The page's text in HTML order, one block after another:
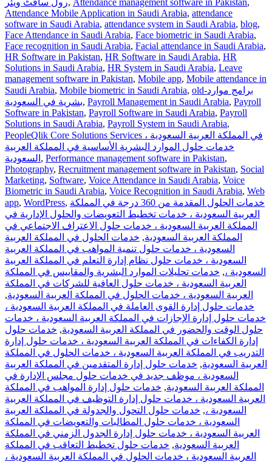
رول سافٹ ویئر, Attendance management software in Pakistan,
Attendance Mobile Application in Saudi Arabia, attendance
software in Saudi Arabia, attendance system in Saudi Arabia, blog,
Face Attendance in Saudi Arabia, Face biometric in Saudi Arabia,
Face recognition in Saudi Arabia, Facial attendance in Saudi Arabia,
HR Software in Pakistan, HR Software in Saudi Arabia, HR
Solutions in Saudi Arabia, HR System in Saudi Arabia, Leave
management software in Pakistan, Mobile app, Mobile attendance in
Saudi Arabia, Mobile biometric in Saudi Arabia, old-برامج موارد
بشرية في السعودية, Payroll Management in Saudi Arabia, Payroll
Software in Pakistan, Payroll Software in Saudi Arabia, Payroll
Solutions in Saudi Arabia, Payroll System in Saudi Arabia,
PeopleQlik Core Solutions Services في المملكة العربية السعودية ،
خدمات حلول الموارد البشرية الأساسية في المملكة العربية
السعودية , Performance management software in Pakistan,
Photography, Recruitment management software in Pakistan, Social
Marketing, Software, Voice Attendance in Saudi Arabia, Voice
Biometric in Saudi Arabia, Voice Recognition in Saudi Arabia, Web
app, WordPress, خدمات الحلول المقدمة من 360 درجة في المملكة
العربية السعودية ، خدمات تخطيط التعويضات والحلول الإدارية في
المملكة العربية السعودية ، خدمات حلول الاعتراف الاجتماعي في
المملكة العربية السعودية, خدمات الحلول في المملكة العربية
السعودية ، خدمات حلول تنمية المواهب في المملكة العربية
السعودية ، خدمات حلول نظام إدارة التعلم في المملكة العربية
السعودية ،, خدمات تحليلات الموارد البشرية والمقاييس في المملكة
العربية السعودية ، خدمات حلول العافية للشركات في المملكة
العربية السعودية ، خدمات الحلول في المملكة العربية السعودية,
خدمات حلول إدارة القوى العاملة في المملكة العربية السعودية ،
خدمات حلول إدارة الإجازات في المملكة العربية السعودية ، خدمات
حلول الوقت والحضور في المملكة العربية السعودية, خدمات حلول
إدارة الكفاءات في المملكة العربية السعودية ، خدمات حلول إدارة
التدريب في المملكة العربية السعودية ، خدمات الحلول في المملكة
العربية السعودية, خدمات حلول إدارة المتقدمين في المملكة العربية
السعودية ، موظف جديد في خدمات حلول مجلس الإدارة في
المملكة العربية السعودية, خدمات حلول إدارة المواهب في المملكة
العربية السعودية ، خدمات حلول إدارة التوظيف في المملكة العربية
السعودية ،, خدمات حلول التحول والجدولة في المملكة العربية
السعودية ، خدمات حلول المطالبات والتعويضات في المملكة
العربية السعودية ، خدمات حلول إدارة الجدول الزمني في المملكة
العربية السعودية, خدمات حلول تخطيط التعاقب في المملكة
العربية السعودية ، خدمات الحلول في المملكة العربية السعودية ،